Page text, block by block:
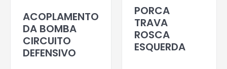
ACOPLAMENTO
DA BOMBA
CIRCUITO
DEFENSIVO
PORCA
TRAVA
ROSCA
ESQUERDA